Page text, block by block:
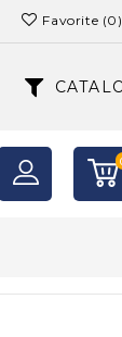
Favorite (0)